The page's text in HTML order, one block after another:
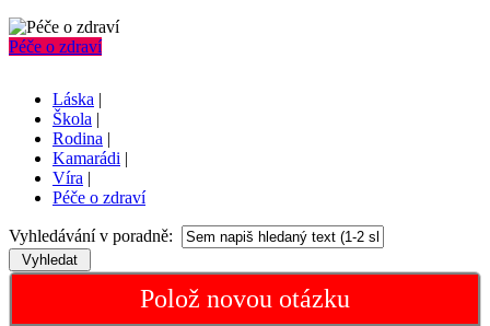
Péče o zdraví
Láska |
Škola |
Rodina |
Kamarádi |
Víra |
Péče o zdraví
Vyhledávání v poradně:
Polož novou otázku